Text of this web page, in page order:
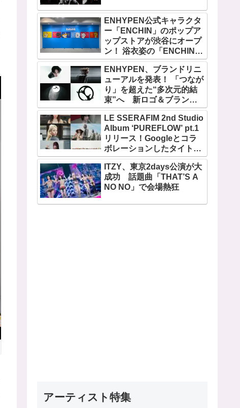
ENHYPEN公式キャラクタ
ー「ENCHIN」のポップア
ップストアが渋谷にオープ
ン！ 浴衣姿の「ENCHIN」
が登場
ENHYPEN、ブランドリニ
ューアルを発表！ 「つなが
り」を超えた“多次元的結
束”へ 新ロゴ＆ブランド
フィルム公開
LE SSERAFIM 2nd Studio
Album ‘PUREFLOW’ pt.1
リリース！Googleとコラ
ボレーションしたタイトル
曲「BOOMPALA」MVも公
開
ITZY、東京2days公演が大
成功 話題曲「THAT’S A
NO NO」で会場熱狂
アーティスト特集